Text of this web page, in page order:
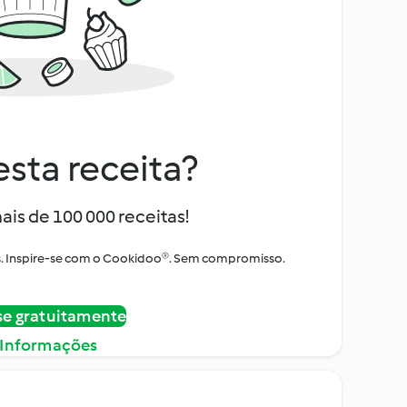
receita?
de 100 000 receitas!
Inspire-se com o Cookidoo®. Sem compromisso.
gratuitamente